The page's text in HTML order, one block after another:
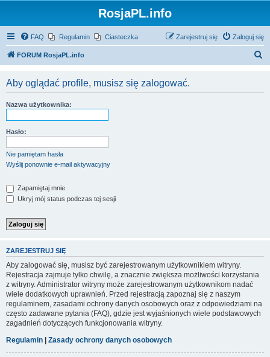
RosjaPL.info
FAQ Regulamin Ciasteczka Zaloguj się
Zarejestruj się
FORUM RosjaPL.info
Aby oglądać profile, musisz się zalogować.
Nazwa użytkownika:
Hasło:
Nie pamiętam hasła
Wyślij ponownie e-mail aktywacyjny
Zapamiętaj mnie
Ukryj mój status podczas tej sesji
ZAREJESTRUJ SIĘ
Aby zalogować się, musisz być zarejestrowanym użytkownikiem witryny.
Rejestracja zajmuje tylko chwilę, a znacznie zwiększa możliwości korzystania
z witryny. Administrator witryny może zarejestrowanym użytkownikom nadać
wiele dodatkowych uprawnień. Przed rejestracją zapoznaj się z naszym
regulaminem, zasadami ochrony danych osobowych oraz z odpowiedziami na
często zadawane pytania (FAQ), gdzie jest wyjaśnionych wiele podstawowych
zagadnień dotyczących funkcjonowania witryny.
Regulamin | Zasady ochrony danych osobowych